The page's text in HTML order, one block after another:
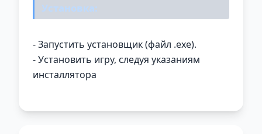
Установка:
- Запустить установщик (файл .exe).
- Установить игру, следуя указаниям
инсталлятора